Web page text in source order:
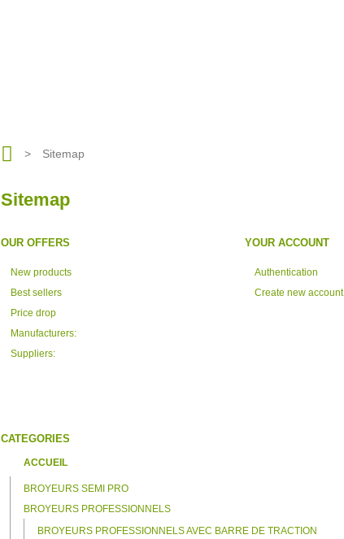
> Sitemap
Sitemap
OUR OFFERS
New products
Best sellers
Price drop
Manufacturers:
Suppliers:
YOUR ACCOUNT
Authentication
Create new account
CATEGORIES
ACCUEIL
BROYEURS SEMI PRO
BROYEURS PROFESSIONNELS
BROYEURS PROFESSIONNELS AVEC BARRE DE TRACTION